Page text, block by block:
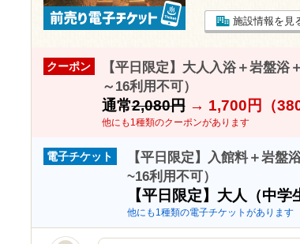
施設情報を見
クーポン
【平日限定】大人入浴＋岩盤
～16利用不可）
通常2,080円→ 1,700円（
他にも1種類のクーポンがあります
電子チケット
【平日限定】入館料＋岩盤
~16利用不可）
【平日限定】大人（中
他にも1種類の電子チケットがあります